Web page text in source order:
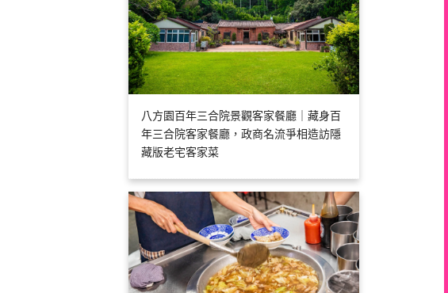
八方園百年三合院景觀客家餐廳｜藏身百
年三合院客家餐廳，政商名流爭相造訪隱
藏版老宅客家菜